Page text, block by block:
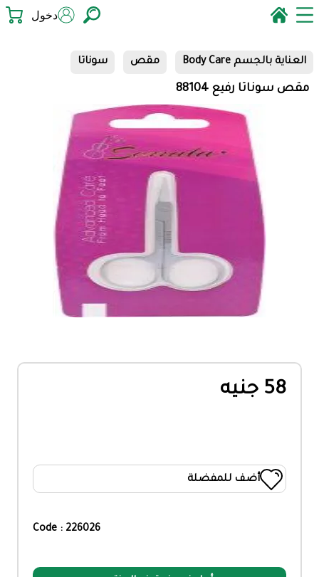
دخول
العناية بالجسم Body Care مقص سوناتا
مقص سوناتا رفيع 88104
58 جنيه
أضف للمفضلة
Code : 226026